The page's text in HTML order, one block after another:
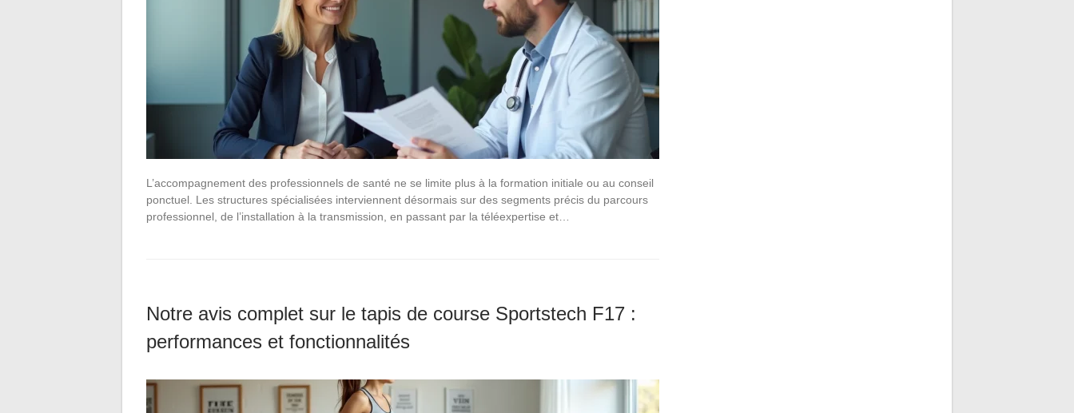
L’accompagnement des professionnels de santé ne se limite plus à la formation initiale ou au conseil
ponctuel. Les structures spécialisées interviennent désormais sur des segments précis du parcours
professionnel, de l’installation à la transmission, en passant par la téléexpertise et…
Notre avis complet sur le tapis de course Sportstech F17 :
performances et fonctionnalités